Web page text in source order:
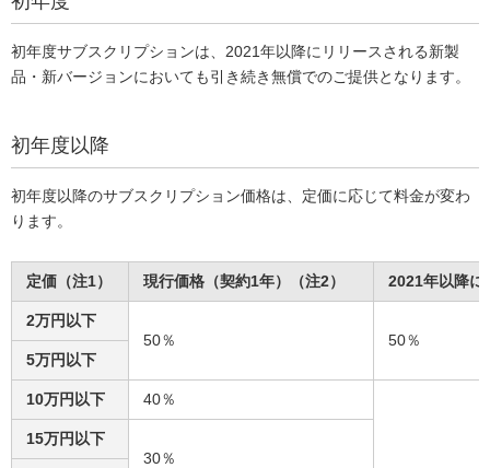
初年度サブスクリプションは、2021年以降にリリースされる新製
品・新バージョンにおいても引き続き無償でのご提供となります。
初年度以降
初年度以降のサブスクリプション価格は、定価に応じて料金が変わ
ります。
定価（注1） 現行価格（契約1年）（注2） 2021年以降に
2万円以下
50％
50％
5万円以下
10万円以下 40％
15万円以下
30％